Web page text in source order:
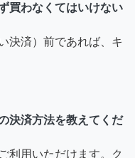
買わなくてはいけない
決済）前であれば、キ
決済方法を教えてくだ
利用いただけます。ク